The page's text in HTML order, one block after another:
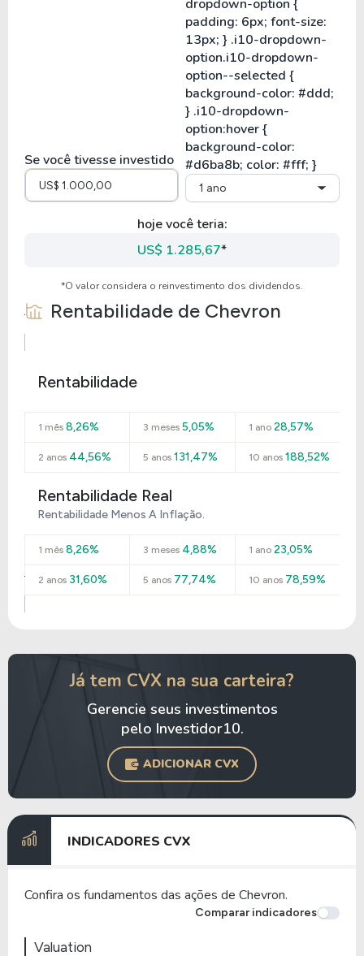
Se você tivesse investido
1 ano
hoje você teria:
US$ 1.285,67*
*O valor considera o reinvestimento dos dividendos.
Rentabilidade de Chevron
Rentabilidade
1 mês 8,26% 3 meses 5,05% 1 ano28,57%
2 anos 44,56% 5 anos 131,47% 10 anos188,52%
Rentabilidade Real
Rentabilidade Menos A Inflação.
1 mês 8,26% 3 meses 4,88% 1 ano23,05%
2 anos 31,60% 5 anos 77,74% 10 anos78,59%
Já tem CVX na sua carteira?
Gerencie seus investimentos
pelo Investidor10.
ADICIONAR CVX
INDICADORES CVX
Confira os fundamentos das ações de Chevron.
Comparar indicadores
Valuation